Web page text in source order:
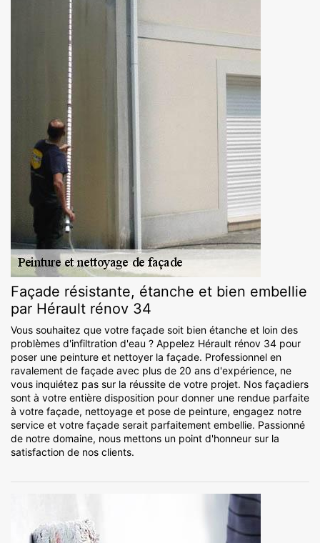
Façade résistante, étanche et bien embellie
par Hérault rénov 34
Vous souhaitez que votre façade soit bien étanche et loin des
problèmes d'infiltration d'eau ? Appelez Hérault rénov 34 pour
poser une peinture et nettoyer la façade. Professionnel en
ravalement de façade avec plus de 20 ans d'expérience, ne
vous inquiétez pas sur la réussite de votre projet. Nos façadiers
sont à votre entière disposition pour donner une rendue parfaite
à votre façade, nettoyage et pose de peinture, engagez notre
service et votre façade serait parfaitement embellie. Passionné
de notre domaine, nous mettons un point d'honneur sur la
satisfaction de nos clients.